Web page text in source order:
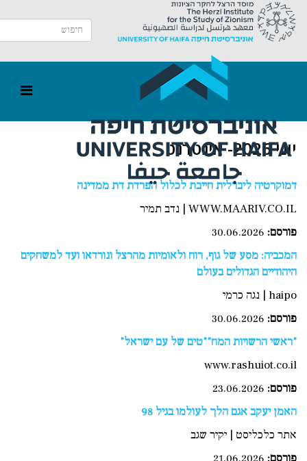
יוני 2026- אינטרנט
דמוקרטיה ליברלית חייבת לכלול הפרדת דת ממדינה
WWW.MAARIV.CO.IL | נדב תמיר
פורסם:
המכביה: מסע של גוף, רוח ולאומיות מהרצל ונורדאו ועד למשחקים
היהודיים הגדולים בעולם
haipo | נגה כרמי
פורסם:
"ראשי הרשויות המח""טים של עם ישראל"
www.rashuiot.co.il
פורסם:
האמן יעקב אגם הלך לעולמו בגיל 98
אתר כלכליסט | יקיר שגב